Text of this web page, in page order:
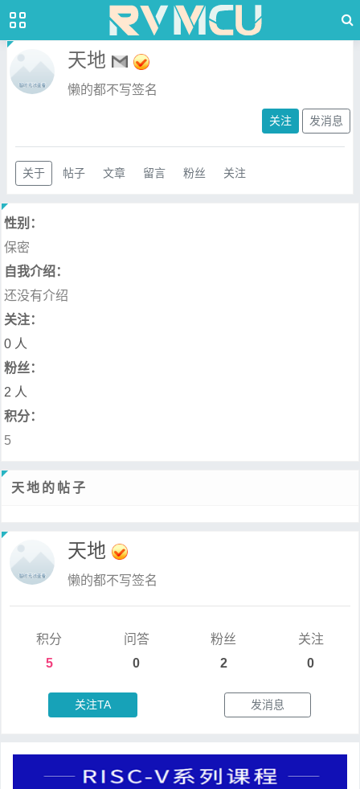
天地
懒的都不写签名
关注 发消息
关于 帖子 文章 留言 粉丝 关注
性别：
保密
自我介绍：
还没有介绍
关注：
0 人
粉丝：
2 人
积分：
5
天地的帖子
天地
懒的都不写签名
积分
5
问答
0
粉丝
2
关注
0
关注TA 发消息